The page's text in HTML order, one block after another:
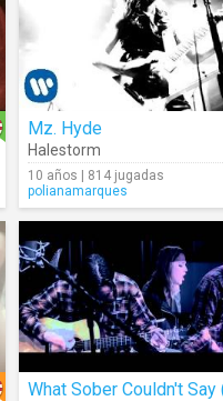
Mz. Hyde
Halestorm
10 años | 814 jugadas
polianamarques